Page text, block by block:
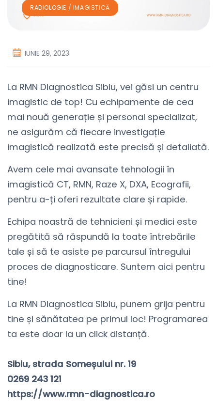
RADIOLOGIE / IMAGISTICĂ
IUNIE 29, 2023
La RMN Diagnostica Sibiu, vei găsi un centru
imagistic de top! Cu echipamente de cea
mai nouă generație și personal specializat,
ne asigurăm că fiecare investigație
imagistică realizată este precisă și detaliată.
Avem cele mai avansate tehnologii în
imagistică CT, RMN, Raze X, DXA, Ecografii,
pentru a-ți oferi rezultate clare și rapide.
Echipa noastră de tehnicieni și medici este
pregătită să răspundă la toate întrebările
tale și să te asiste pe parcursul întregului
proces de diagnosticare. Suntem aici pentru
tine!
La RMN Diagnostica Sibiu, punem grija pentru
tine și sănătatea pe primul loc! Programarea
ta este doar la un click distanță.
Sibiu, strada Someșului nr. 19
0269 243 121
https://www.rmn-diagnostica.ro